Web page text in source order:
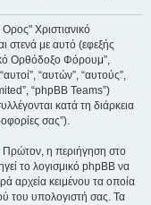
Χριστιανικό
στενά με αυτό (εφεξής
Ορθόδοξο Φόρουμ”,
“αυτών”, “αυτούς”,
“phpBB Teams”)
κατά τη διάρκεια
σας”).
Πρώτον, η περιήγηση στο
το λογισμικό phpBB να
αρχεία κειμένου τα οποία
του υπολογιστή σας. Τα